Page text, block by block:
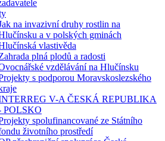
na invazivní druhy rostlin na
a v polských gminách
vlastivěda
plná plodů a radosti
vzdělávání na Hlučínsku
s podporou Moravskoslezského
V-A ČESKÁ REPUBLIKA
POLSKO
spolufinancované ze Státního
životního prostředí